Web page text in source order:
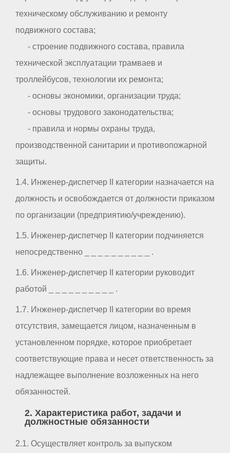
техническому обслуживанию и ремонту
подвижного состава;
- строение подвижного состава, правила
технической эксплуатации трамваев и
троллейбусов, технологии их ремонта;
- основы экономики, организации труда;
- основы трудового законодательства;
- правила и нормы охраны труда,
производственной санитарии и противопожарной
защиты.
1.4. Инженер-диспетчер II категории назначается на
должность и освобождается от должности приказом
по организации (предприятию/учреждению).
1.5. Инженер-диспетчер II категории подчиняется
непосредственно _ _ _ _ _ _ _ _ _ _ .
1.6. Инженер-диспетчер II категории руководит
работой _ _ _ _ _ _ _ _ _ _ .
1.7. Инженер-диспетчер II категории во время
отсутствия, замещается лицом, назначенным в
установленном порядке, которое приобретает
соответствующие права и несет ответственность за
надлежащее выполнение возложенных на него
обязанностей.
2. Характеристика работ, задачи и
должностные обязанности
2.1. Осуществляет контроль за выпуском